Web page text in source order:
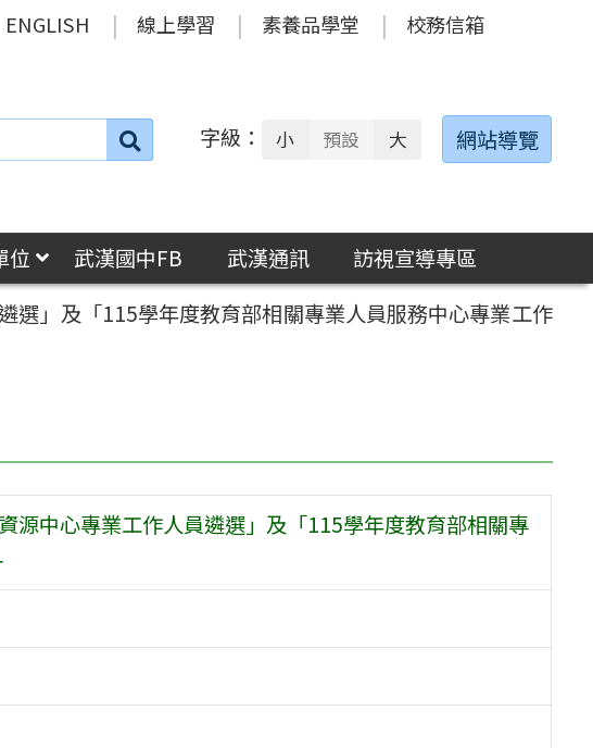
ENGLISH 線上學習 素養品學堂 校務信箱
搜
字級： 小 預設 大 網站導覽
位 武漢國中FB 武漢通訊
訪視宣導專區
選」及「115學年度教育部相關專業人員服務中心專業工作
源中心專業工作人員遴選」及「115學年度教育部相關專